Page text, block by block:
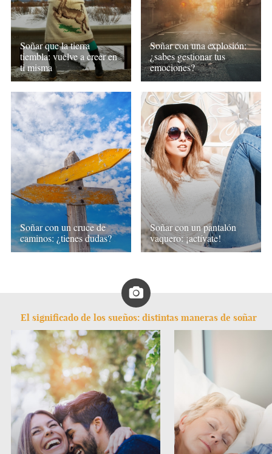
Soñar que la tierra
tiembla: vuelve a creer en
ti misma
Soñar con una explosión:
¿sabes gestionar tus
emociones?
Soñar con un cruce de
caminos: ¿tienes dudas?
Soñar con un pantalón
vaquero: ¡actívate!
El significado de los sueños: distintas maneras de soñar